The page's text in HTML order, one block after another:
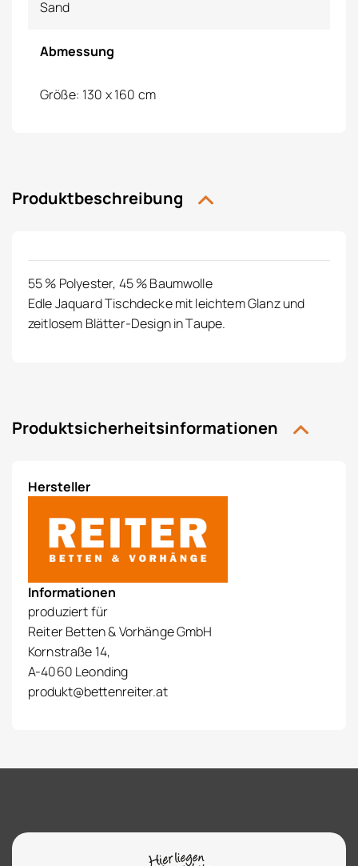
Sand
Abmessung
Größe: 130 x 160 cm
Produktbeschreibung
55 % Polyester, 45 % Baumwolle
Edle Jaquard Tischdecke mit leichtem Glanz und
zeitlosem Blätter-Design in Taupe.
Produktsicherheitsinformationen
Hersteller
Informationen
produziert für
Reiter Betten & Vorhänge GmbH
Kornstraße 14,
A-4060 Leonding
produkt@bettenreiter.at